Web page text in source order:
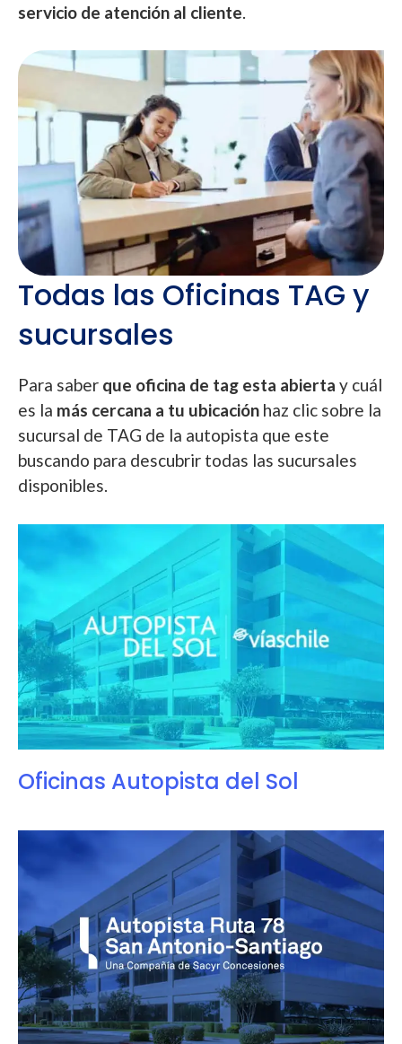
servicio de atención al cliente
Todas las Oficinas TAG y
sucursales
Para saber que oficina de tag esta abierta y cuál
es la más cercana a tu ubicación haz clic sobre la
sucursal de TAG de la autopista que este
buscando para descubrir todas las sucursales
disponibles.
Oficinas Autopista del Sol